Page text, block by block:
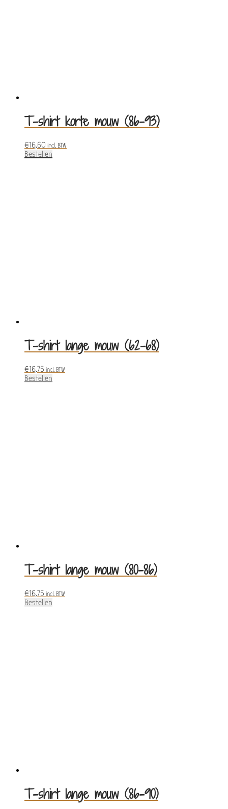
T-shirt korte mouw (86-93)
€16,60 incl. BTW
Bestellen
T-shirt lange mouw (62-68)
€16,75 incl. BTW
Bestellen
T-shirt lange mouw (80-86)
€16,75 incl. BTW
Bestellen
T-shirt lange mouw (86-90)